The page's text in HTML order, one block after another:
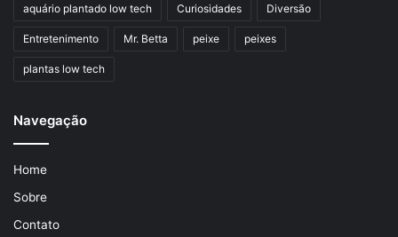
aquário plantado low tech Curiosidades Diversão
Entretenimento Mr. Betta peixe peixes
plantas low tech
Navegação
Home
Sobre
Contato